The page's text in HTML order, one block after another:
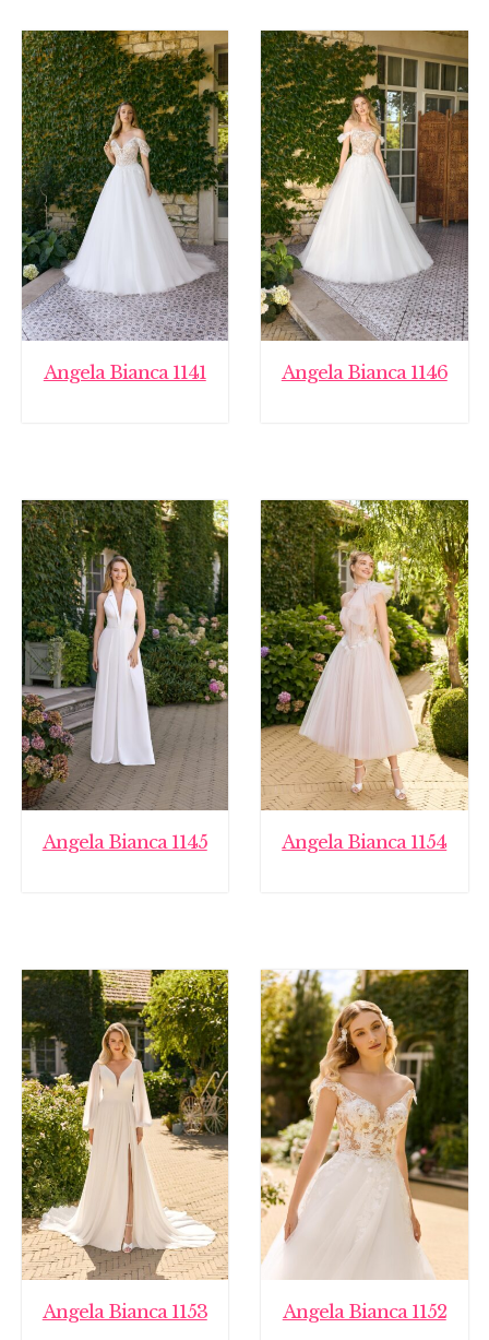
Angela Bianca 1141 Angela Bianca 1146
Angela Bianca 1145 Angela Bianca 1154
Angela Bianca 1153 Angela Bianca 1152